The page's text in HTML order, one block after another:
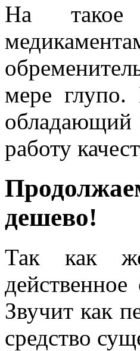
На такое
мере
обладающий
работу
дешево!
Так как
Звучит как
средство